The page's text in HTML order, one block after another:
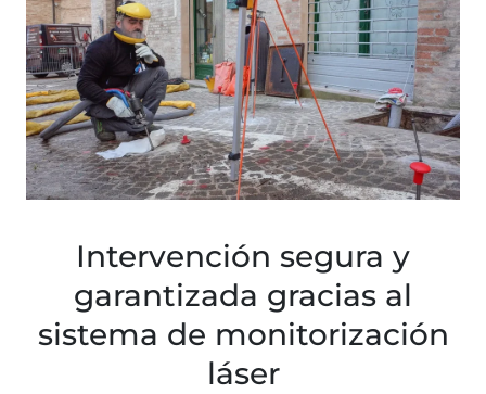
Intervención segura y
garantizada gracias al
sistema de monitorización
láser